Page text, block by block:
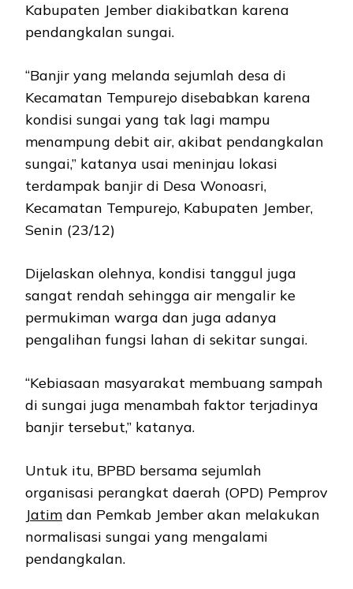
Kabupaten Jember diakibatkan karena
pendangkalan sungai.
“Banjir yang melanda sejumlah desa di
Kecamatan Tempurejo disebabkan karena
kondisi sungai yang tak lagi mampu
menampung debit air, akibat pendangkalan
sungai,” katanya usai meninjau lokasi
terdampak banjir di Desa Wonoasri,
Kecamatan Tempurejo, Kabupaten Jember,
Senin (23/12)
Dijelaskan olehnya, kondisi tanggul juga
sangat rendah sehingga air mengalir ke
permukiman warga dan juga adanya
pengalihan fungsi lahan di sekitar sungai.
“Kebiasaan masyarakat membuang sampah
di sungai juga menambah faktor terjadinya
banjir tersebut,” katanya.
Untuk itu, BPBD bersama sejumlah
organisasi perangkat daerah (OPD) Pemprov
Jatim dan Pemkab Jember akan melakukan
normalisasi sungai yang mengalami
pendangkalan.